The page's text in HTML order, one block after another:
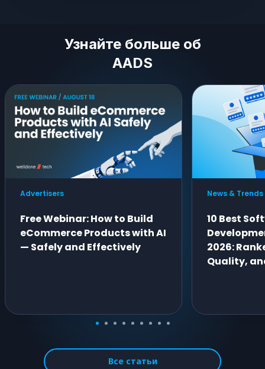
Узнайте больше об
AADS
Advertisers
Free Webinar: How to Build
eCommerce Products with AI
— Safely and Effectively
News & Trends
10 Best
2026:
Quality,
Все статьи